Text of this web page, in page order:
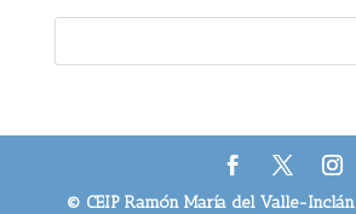
© CEIP Ramón María del Valle-Inclán